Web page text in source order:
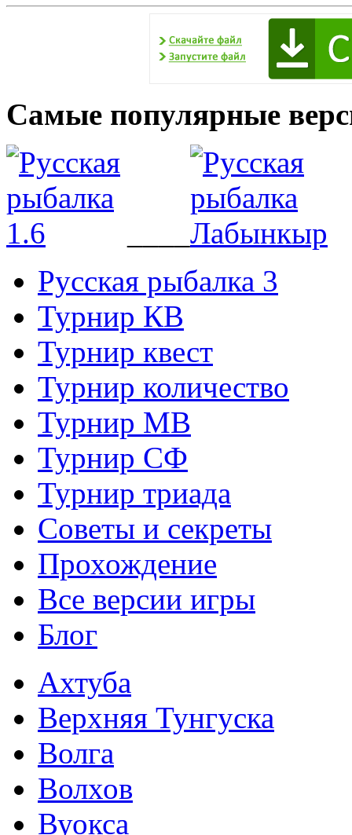
Самые популярные
Русская рыбалка 3
Турнир КВ
Турнир квест
Турнир количество
Турнир МВ
Турнир СФ
Турнир триада
Советы и секреты
Прохождение
Все версии игры
Блог
Ахтуба
Верхняя Тунгуска
Волга
Волхов
Вуокса